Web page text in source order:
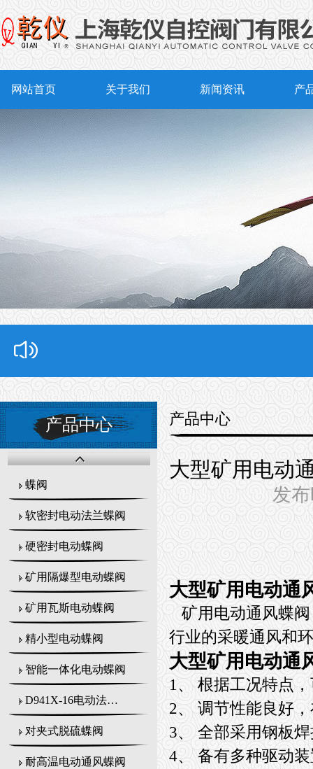
网站首页 关于我们 新闻资讯 产
产品中心
蝶阀
软密封电动法兰蝶阀
硬密封电动蝶阀
矿用隔爆型电动蝶阀
矿用瓦斯电动蝶阀
精小型电动蝶阀
智能一体化电动蝶阀
D941X-16电动法兰式蝶阀
对夹式脱硫蝶阀
耐高温电动通风蝶阀
产品中心
大型矿用电动
发
大型矿用电动通
矿用电动通风蝶阀
行业的采暖通风和
大型矿用电动通
1、 根据工况特点
2、 调节性能良好
3、 全部采用钢板
4、 备有多种驱动